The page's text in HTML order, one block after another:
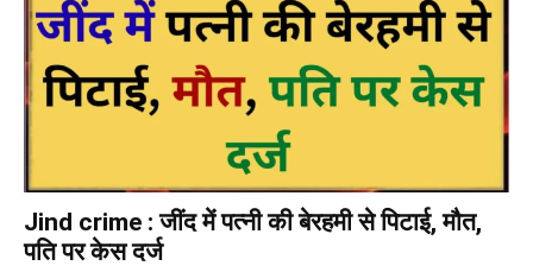
Jind crime : जींद में पत्नी की बेरहमी से पिटाई, मौत,
पति पर केस दर्ज